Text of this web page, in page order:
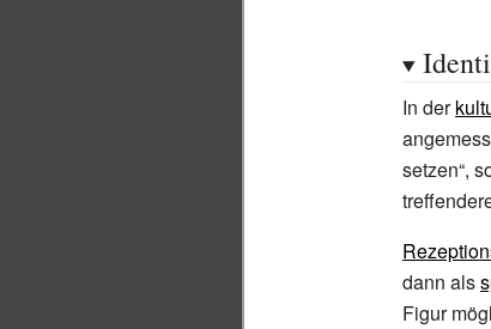
In der
setzen“,
dann als
Figur